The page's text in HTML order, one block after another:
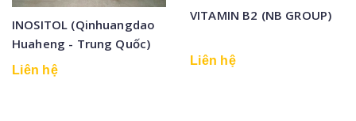
INOSITOL (Qinhuangdao
Huaheng - Trung Quốc)
Liên hệ
VITAMIN B2 (NB GROUP)
Liên hệ